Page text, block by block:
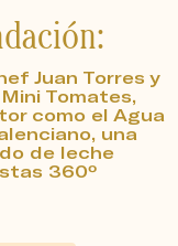
Juan Torres y
Tomates,
como el Agua
una
de leche
360º